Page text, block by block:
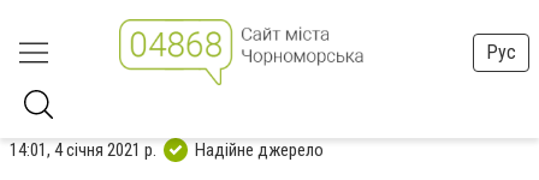
Рус
14:01, 4 січня 2021 р. Надійне джерело